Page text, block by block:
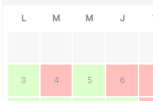
L M M J
3 4 5 6